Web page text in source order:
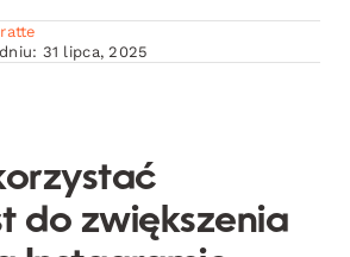
31 lipca, 2025
do zwiększenia